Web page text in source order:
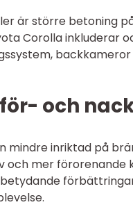
är större betoning
Corolla inkluderar
och
mindre inriktad på
och mer förorenande